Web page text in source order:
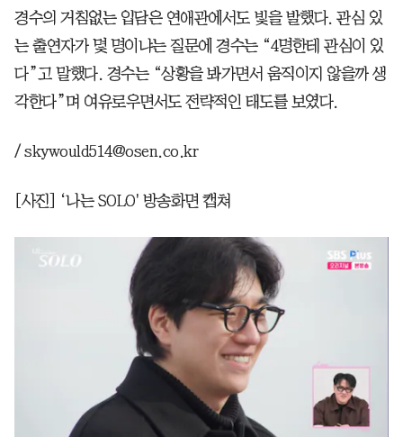
경수의 거침없는 입담은 연애관에서도 빛을 발했다. 관심 있
는 출연자가 몇 명이냐는 질문에 경수는 “4명한테 관심이 있
다”고 말했다. 경수는 “상황을 봐가면서 움직이지 않을까 생
각한다”며 여유로우면서도 전략적인 태도를 보였다.
/ skywould514@osen.co.kr
[사진] ‘나는 SOLO' 방송화면 캡쳐